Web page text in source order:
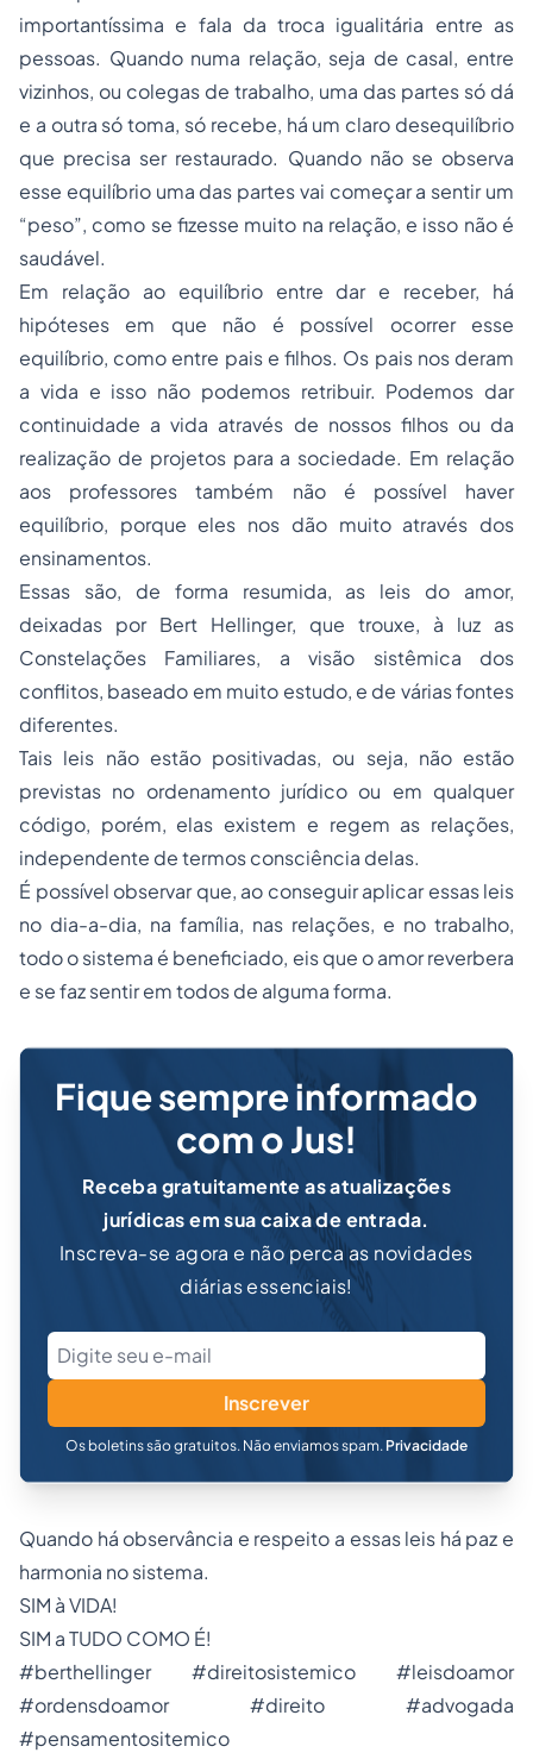
importantíssima e fala da troca igualitária entre as
pessoas. Quando numa relação, seja de casal, entre
vizinhos, ou colegas de trabalho, uma das partes só dá
e a outra só toma, só recebe, há um claro desequilíbrio
que precisa ser restaurado. Quando não se observa
esse equilíbrio uma das partes vai começar a sentir um
“peso”, como se fizesse muito na relação, e isso não é
saudável.
Em relação ao equilíbrio entre dar e receber, há
hipóteses em que não é possível ocorrer esse
equilíbrio, como entre pais e filhos. Os pais nos deram
a vida e isso não podemos retribuir. Podemos dar
continuidade a vida através de nossos filhos ou da
realização de projetos para a sociedade. Em relação
aos professores também não é possível haver
equilíbrio, porque eles nos dão muito através dos
ensinamentos.
Essas são, de forma resumida, as leis do amor,
deixadas por Bert Hellinger, que trouxe, à luz as
Constelações Familiares, a visão sistêmica dos
conflitos, baseado em muito estudo, e de várias fontes
diferentes.
Tais leis não estão positivadas, ou seja, não estão
previstas no ordenamento jurídico ou em qualquer
código, porém, elas existem e regem as relações,
independente de termos consciência delas.
É possível observar que, ao conseguir aplicar essas leis
no dia-a-dia, na família, nas relações, e no trabalho,
todo o sistema é beneficiado, eis que o amor reverbera
e se faz sentir em todos de alguma forma.
Fique sempre informado
com o Jus!
Receba gratuitamente as atualizações
jurídicas em sua caixa de entrada.
Inscreva-se agora e não perca as novidades
diárias essenciais!
Inscrever
Os boletins são gratuitos. Não enviamos spam. Privacidade
Quando há observância e respeito a essas leis há paz e
harmonia no sistema.
SIM à VIDA!
SIM a TUDO COMO É!
#berthellinger #direitosistemico #leisdoamor
#ordensdoamor #direito #advogada
#pensamentositemico